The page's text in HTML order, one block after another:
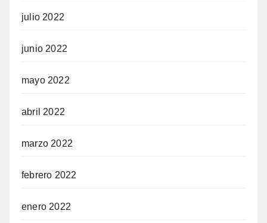
julio 2022
junio 2022
mayo 2022
abril 2022
marzo 2022
febrero 2022
enero 2022